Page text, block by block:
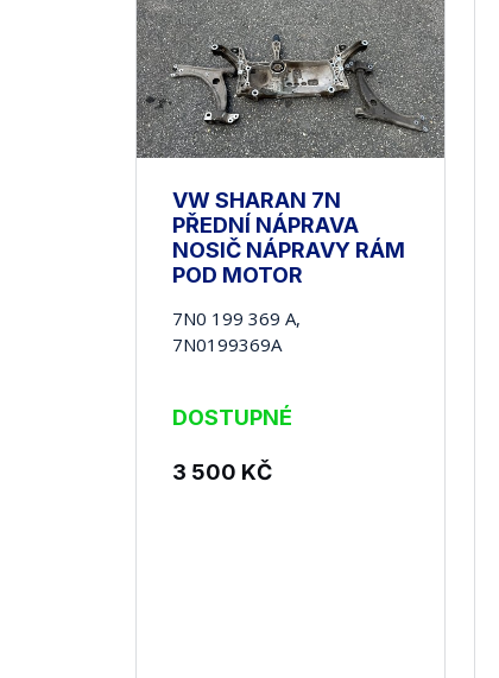
VW SHARAN 7N
PŘEDNÍ NÁPRAVA
NOSIČ NÁPRAVY RÁM
POD MOTOR
7N0 199 369 A,
7N0199369A
DOSTUPNÉ
3 500 KČ